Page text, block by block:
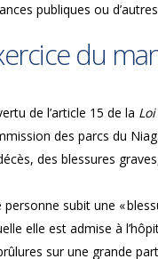
publiques ou
du
de l’article 15 de la Loi
des parcs du
des blessures
personne subit une «
elle est admise à
sur une grande